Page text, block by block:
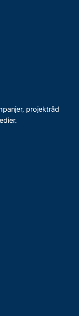
projektråd